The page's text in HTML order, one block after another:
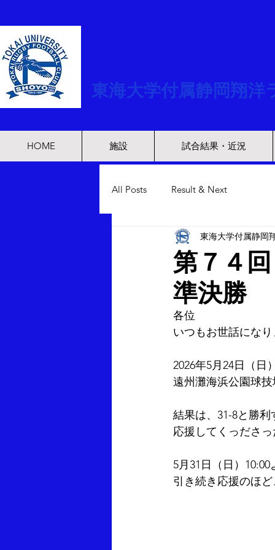
東海大学付属静岡翔洋
HOME 施設 試合結果・近況
All Posts Result & Next
第７４
準決勝
東海大学付属静岡
各位
いつもお世話にな
2026年5月24日（日
遠州灘海浜公園球
結果は、31-8と勝
応援してくっださ
5月31日（日）
引き続き応援のほ